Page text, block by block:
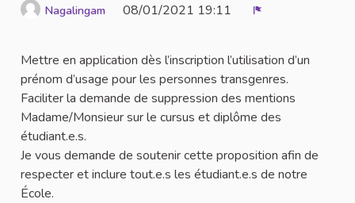
Nagalingam 08/01/2021 19:11
Mettre en application dès l’inscription l’utilisation d’un
prénom d’usage pour les personnes transgenres.
Faciliter la demande de suppression des mentions
Madame/Monsieur sur le cursus et diplôme des
étudiant.e.s.
Je vous demande de soutenir cette proposition afin de
respecter et inclure tout.e.s les étudiant.e.s de notre
École.